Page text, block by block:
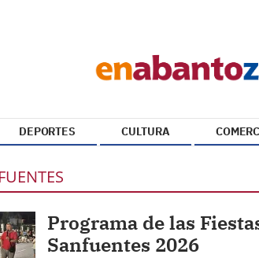
DEPORTES CULTURA
Programa de las
Sanfuentes 2026